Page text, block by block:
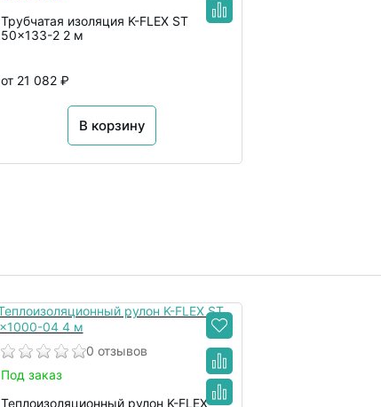
Трубчатая изоляция K-FLEX ST
50x133-2 2 м
от 21 082 ₽
В корзину
0 отзывов
Под заказ
Теплоизоляционный рулон K-FLEX